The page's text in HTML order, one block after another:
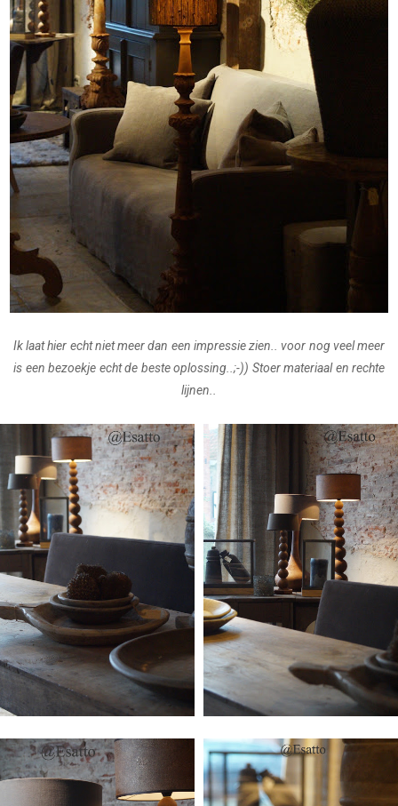
Ik laat hier echt niet meer dan een impressie zien.. voor nog veel meer
is een bezoekje echt de beste oplossing..;-)) Stoer materiaal en rechte
lijnen..